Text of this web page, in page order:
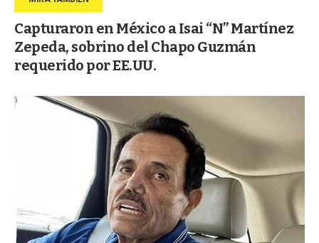
Capturaron en México a Isai “N” Martínez
Zepeda, sobrino del Chapo Guzmán
requerido por EE.UU.